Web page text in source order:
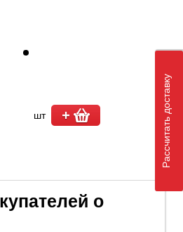
шт
о
Рассчитать доставку